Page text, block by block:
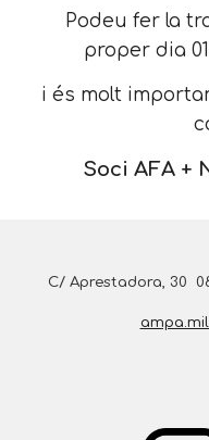
Podeu fer la
proper dia 01
i és molt
Soci AFA +
C/ Aprestadora, 30